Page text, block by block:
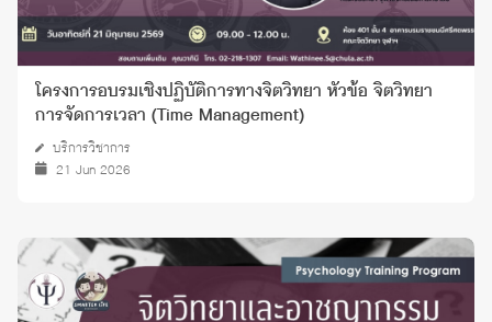
โครงการอบรมเชิงปฏิบัติการทางจิตวิทยา หัวข้อ จิตวิทยา
การจัดการเวลา (Time Management)
บริการวิชาการ
21 Jun 2026